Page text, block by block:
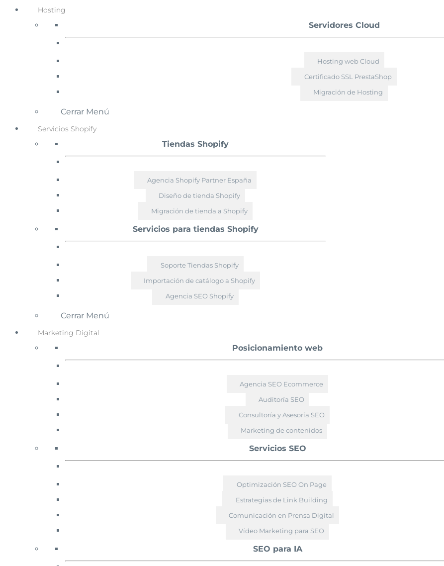
Hosting
Servidores Cloud
Hosting web Cloud
Certificado SSL PrestaShop
Migración de Hosting
Cerrar Menú
Servicios Shopify
Tiendas Shopify
Agencia Shopify Partner España
Diseño de tienda Shopify
Migración de tienda a Shopify
Servicios para tiendas Shopify
Soporte Tiendas Shopify
Importación de catálogo a Shopify
Agencia SEO Shopify
Cerrar Menú
Marketing Digital
Posicionamiento web
Agencia SEO Ecommerce
Auditoría SEO
Consultoría y Asesoría SEO
Marketing de contenidos
Servicios SEO
Optimización SEO On Page
Estrategias de Link Building
Comunicación en Prensa Digital
Vídeo Marketing para SEO
SEO para IA